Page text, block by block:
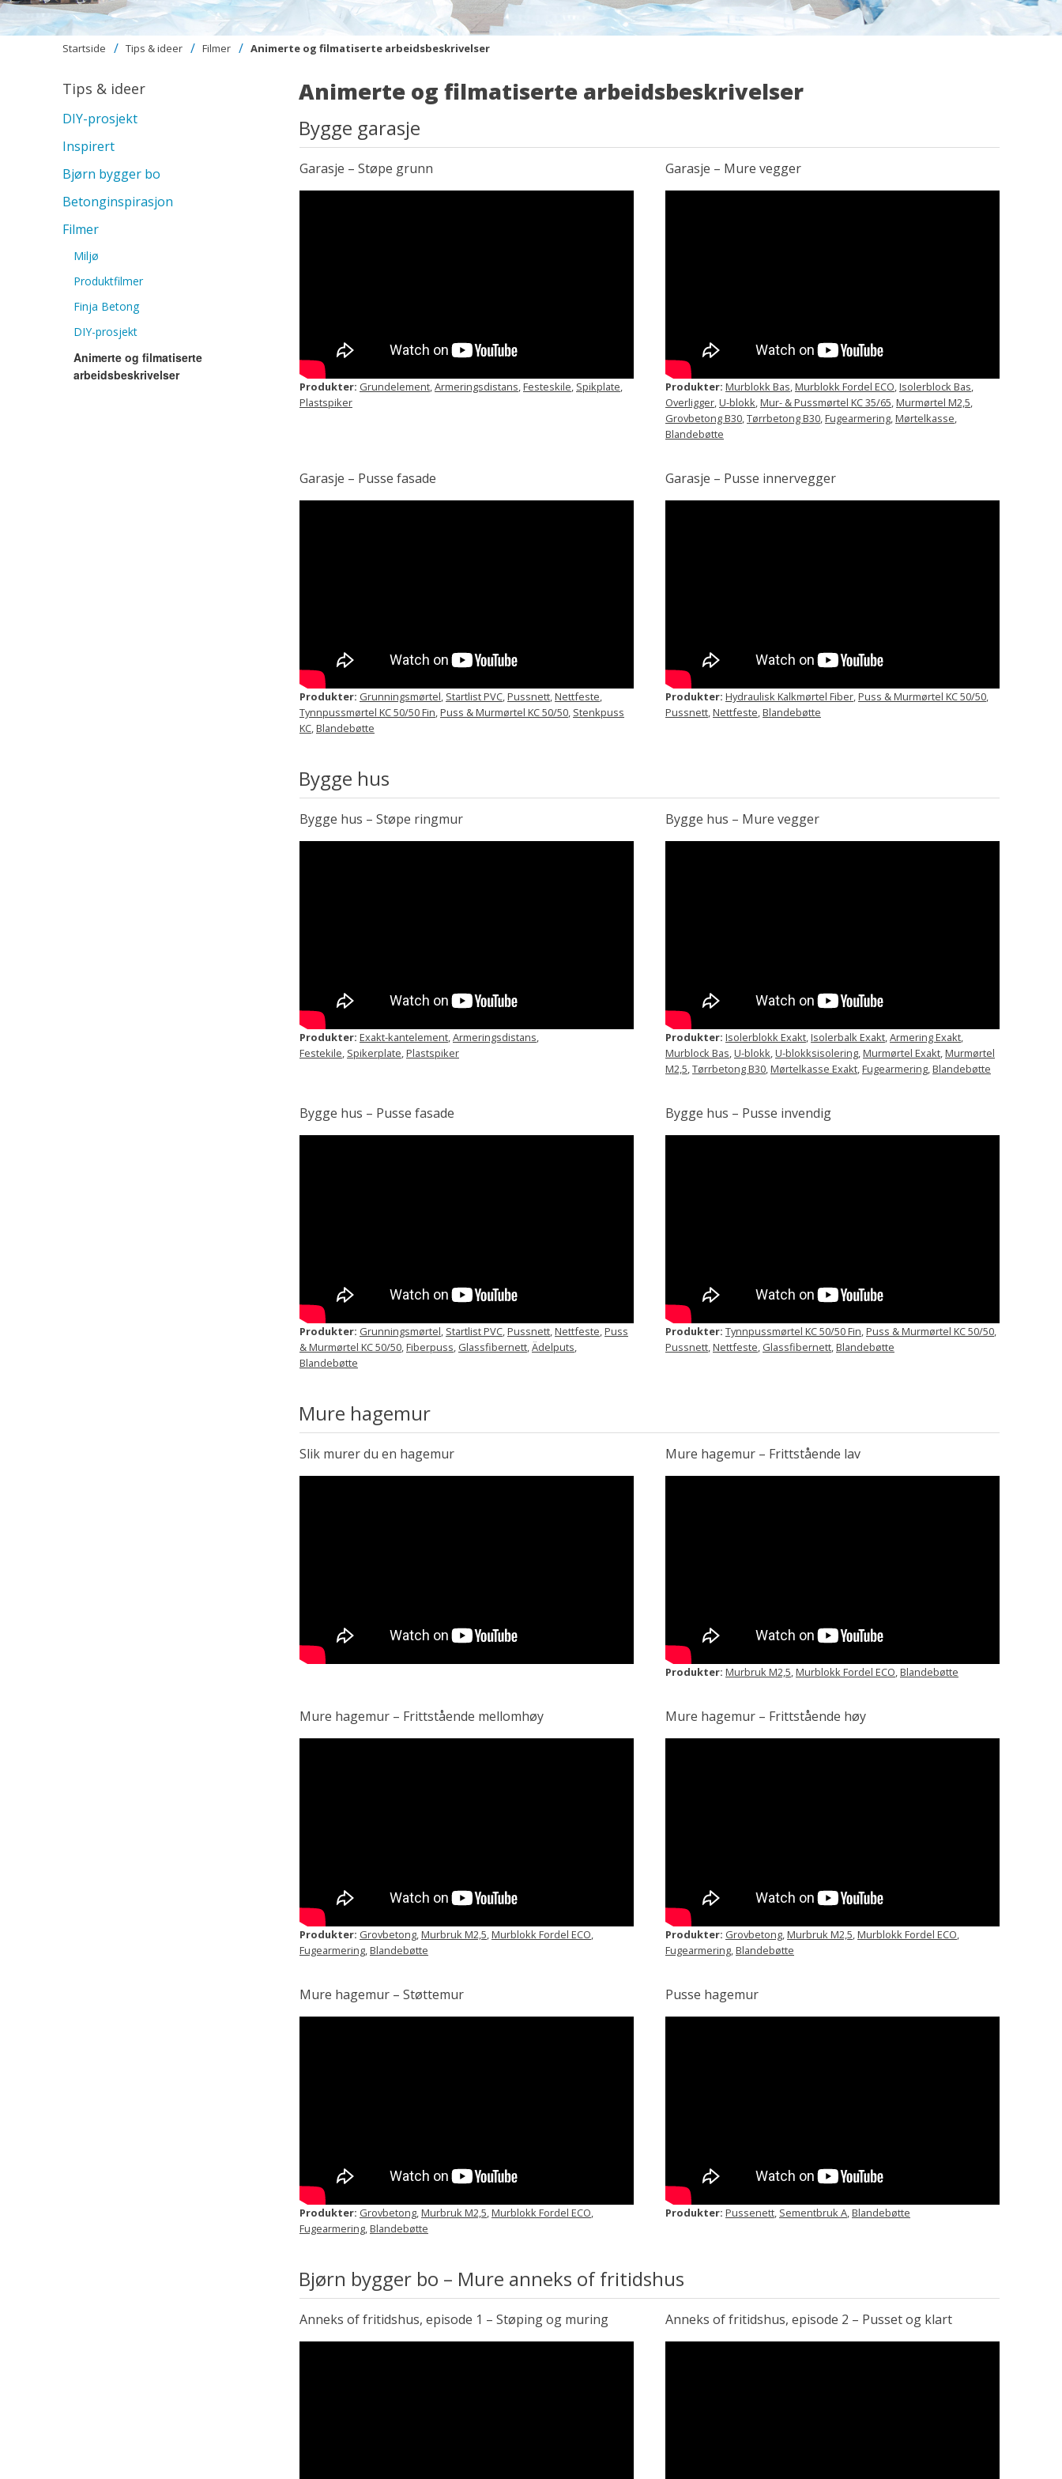
Startside Tips & ideer Filmer Animerte og filmatiserte arbeidsbeskrivelser
Tips & ideer
DIY-prosjekt
Inspirert
Bjørn bygger bo
Betonginspirasjon
Filmer
Miljø
Produktfilmer
Finja Betong
DIY-prosjekt
Animerte og filmatiserte
arbeidsbeskrivelser
Animerte og filmatiserte arbeidsbeskrivelser
Bygge garasje
Garasje – Støpe grunn
Produkter: Grundelement,Armeringsdistans,Festeskile, Spikplate,
Plastspiker
Garasje – Mure vegger
Produkter: Murblokk Bas,Murblokk Fordel ECO,Isolerblock Bas,
Overligger,U-blokk,Mur- & Pussmørtel KC 35/65,Murmørtel M2,5,
Grovbetong B30,Tørrbetong B30,Fugearmering,Mørtelkasse,
Blandebøtte
Garasje – Pusse fasade
Produkter: Grunningsmørtel, Startlist PVC,Pussnett,Nettfeste,
Tynnpussmørtel KC 50/50 Fin,Puss & Murmørtel KC 50/50, Stenkpuss
KC,Blandebøtte
Garasje – Pusse innervegger
Produkter: Hydraulisk Kalkmørtel Fiber,Puss & Murmørtel KC 50/50,
Pussnett,Nettfeste,Blandebøtte
Bygge hus
Bygge hus – Støpe ringmur
Produkter: Exakt-kantelement,Armeringsdistans,
Festekile, Spikerplate,Plastspiker
Bygge hus – Mure vegger
Produkter: Isolerblokk Exakt,Isolerbalk Exakt,Armering Exakt,
Murblock Bas,U-blokk,U-blokksisolering,Murmørtel Exakt,Murmørtel
M2,5,Tørrbetong B30,Mørtelkasse Exakt,Fugearmering,Blandebøtte
Bygge hus – Pusse fasade
Produkter: Grunningsmørtel, Startlist PVC,Pussnett,Nettfeste,Puss
& Murmørtel KC 50/50,Fiberpuss, Glassfibernett,Ädelputs,
Blandebøtte
Bygge hus – Pusse invendig
Produkter: Tynnpussmørtel KC 50/50 Fin,Puss & Murmørtel KC 50/50,
Pussnett,Nettfeste, Glassfibernett,Blandebøtte
Mure hagemur
Slik murer du en hagemur Mure hagemur – Frittstående lav
Produkter: Murbruk M2,5,Murblokk Fordel ECO,Blandebøtte
Mure hagemur – Frittstående mellomhøy
Produkter: Grovbetong,Murbruk M2,5,Murblokk Fordel ECO,
Fugearmering,Blandebøtte
Mure hagemur – Frittstående høy
Produkter: Grovbetong,Murbruk M2,5,Murblokk Fordel ECO,
Fugearmering,Blandebøtte
Mure hagemur – Støttemur
Produkter: Grovbetong,Murbruk M2,5,Murblokk Fordel ECO,
Fugearmering,Blandebøtte
Pusse hagemur
Produkter: Pussenett, Sementbruk A,Blandebøtte
Bjørn bygger bo – Mure anneks of fritidshus
Anneks of fritidshus, episode 1 – Støping og muring Anneks of fritidshus, episode 2 – Pusset og klart